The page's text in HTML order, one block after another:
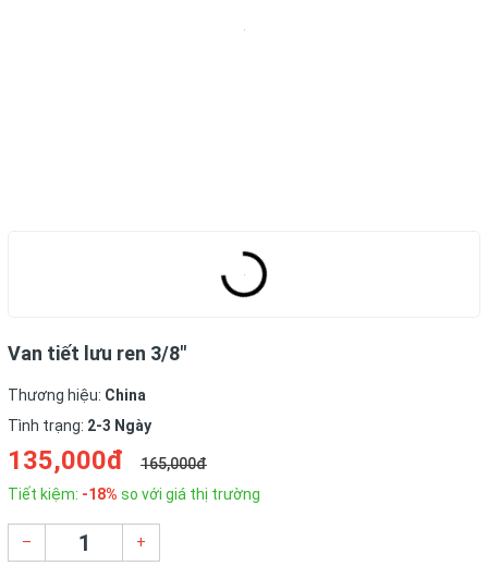
Van tiết lưu ren 3/8"
Thương hiệu: China
Tình trạng: 2-3 Ngày
135,000đ
165,000đ
Tiết kiệm: -18% so với giá thị trường
– +